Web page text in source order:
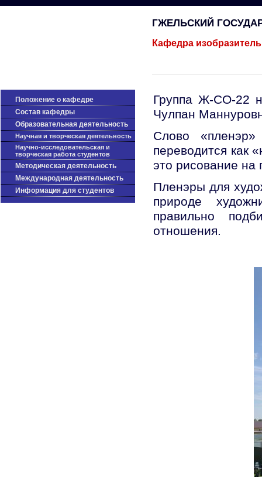
ГЖЕЛЬСКИЙ
Кафедра
Положение о кафедре
Cостав кафедры
Образовательная деятельность
Научная и творческая деятельность
Научно-исследовательская и
творческая работа студентов
Методическая деятельность
Международная деятельность
Информация для студентов
Группа Ж-СО-22
Чулпан
Слово
переводится как
это рисование на
Пленэры для
природе
правильно
отношения.